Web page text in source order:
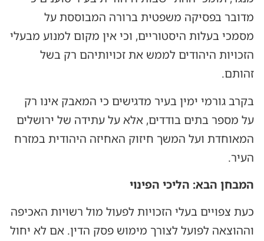
מדובר בפסיקה משפטית ברורה המבוססת על
מסמכי בעלות היסטוריים, וכי אין מקום למנוע מבעלי
הזכויות היהודים לממש את זכויותיהם רק בשל
זהותם.
בקרב גורמי ימין בעיר מדגישים כי המאבק אינו רק
על מספר בתים בודדים, אלא על עתידה של ירושלים
המאוחדת ועל המשך חיזוק האחיזה היהודית במזרח
העיר.
המבחן הבא: הליכי הפינוי
כעת צפויים בעלי הזכויות לפעול מול רשויות האכיפה
וההוצאה לפועל לצורך מימוש פסק הדין. אם לא יחול